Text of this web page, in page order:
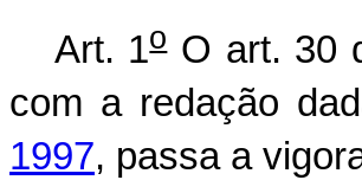
Art. 1oO art. 30
com a redação
1997, passa a